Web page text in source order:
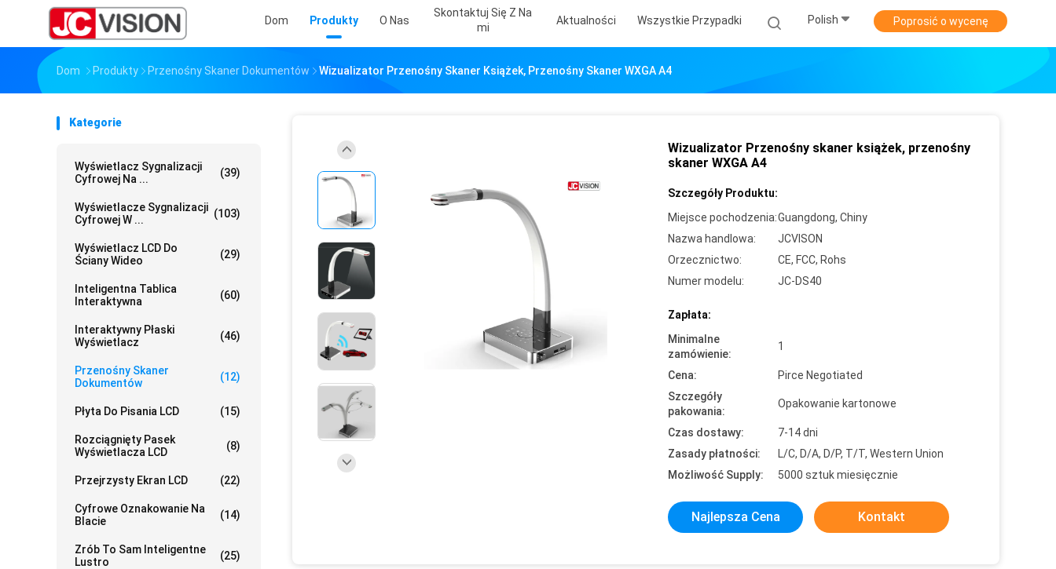
Dom Produkty O Nas
Skontaktuj Się Z Na
Mi
Aktualności Wszystkie Przypadki Polish Poprosić o wycenę
Dom Produkty Przenośny Skaner Dokumentów Wizualizator Przenośny Skaner Książek, Przenośny Skaner WXGA A4
Kategorie
Wyświetlacz Sygnalizacji
Cyfrowej Na ...
(39)
Wyświetlacze Sygnalizacji
Cyfrowej W ...
(103)
Wyświetlacz LCD Do
Ściany Wideo
(29)
Inteligentna Tablica
Interaktywna
(60)
Interaktywny Płaski
Wyświetlacz
(46)
Przenośny Skaner
Dokumentów
(12)
Płyta Do Pisania LCD (15)
Rozciągnięty Pasek
Wyświetlacza LCD
(8)
Przejrzysty Ekran LCD (22)
Cyfrowe Oznakowanie Na
Blacie
(14)
Zrób To Sam Inteligentne
Lustro
(25)
Wizualizator Przenośny skaner książek, przenośny
skaner WXGA A4
Szczegóły Produktu:
Miejsce pochodzenia:Guangdong, Chiny
Nazwa handlowa:
JCVISON
Orzecznictwo:
CE, FCC, Rohs
Numer modelu:
JC-DS40
Zapłata:
Minimalne
zamówienie:
1
Cena:
Pirce Negotiated
Szczegóły
pakowania:
Opakowanie kartonowe
Czas dostawy:
7-14 dni
Zasady płatności:
L/C, D/A, D/P, T/T, Western Union
Możliwość Supply:
5000 sztuk miesięcznie
Najlepsza Cena Kontakt